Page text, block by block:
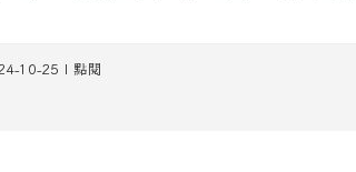
10-25 | 點閱